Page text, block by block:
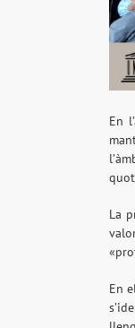
En
La
En